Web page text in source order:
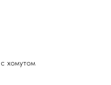
хомутом